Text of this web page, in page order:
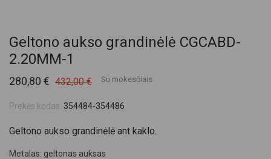
Geltono aukso grandinėlė CGCABD-
2.20MM-1
280,80 € 432,00 € Su mokesčiais
Prekės kodas: 354484-354486
Geltono aukso grandinėlė ant kaklo.
Metalas: geltonas auksas